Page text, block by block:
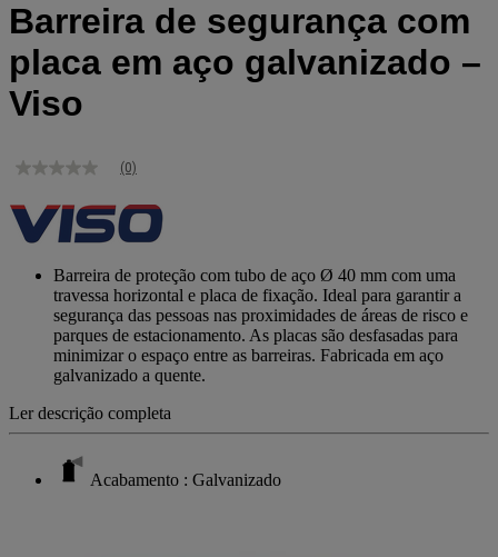
Barreira de segurança com
placa em aço galvanizado –
Viso
Sem
de
classificação
Link
mesma
página.
(0)
Barreira de proteção com tubo de aço Ø 40 mm com uma
travessa horizontal e placa de fixação. Ideal para garantir a
segurança das pessoas nas proximidades de áreas de risco e
parques de estacionamento. As placas são desfasadas para
minimizar o espaço entre as barreiras. Fabricada em aço
galvanizado a quente.
Ler descrição completa
Acabamento : Galvanizado